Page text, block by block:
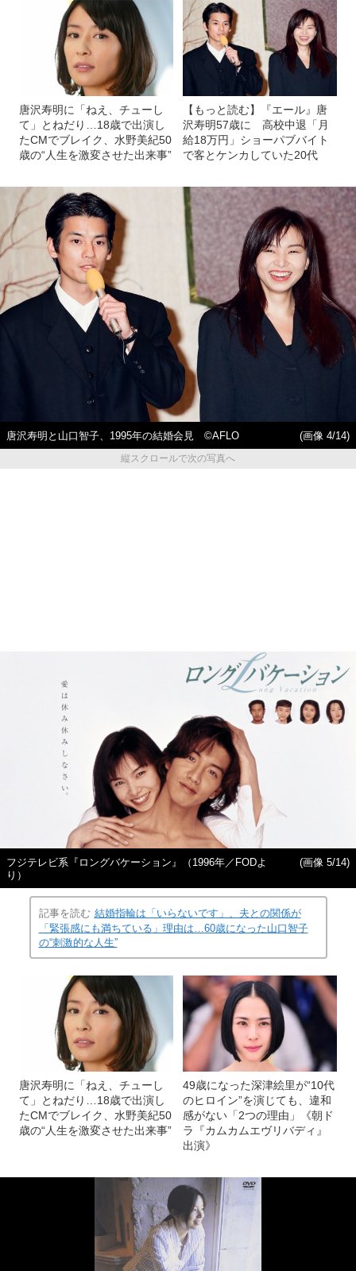
唐沢寿明に「ねえ、チューし
て」とねだり…18歳で出演し
たCMでブレイク、水野美紀50
歳の“人生を激変させた出来事”
【もっと読む】『エール』唐
沢寿明57歳に 高校中退「月
給18万円」ショーパブバイト
で客とケンカしていた20代
唐沢寿明と山口智子、1995年の結婚会見 ©AFLO
(画像 4/14)
縦スクロールで次の写真へ
フジテレビ系『ロングバケーション』（1996年／FODよ
り）
(画像 5/14)
記事を読む 結婚指輪は「いらないです」、夫との関係が
「緊張感にも満ちている」理由は…60歳になった山口智子
の“刺激的な人生”
唐沢寿明に「ねえ、チューし
て」とねだり…18歳で出演し
たCMでブレイク、水野美紀50
歳の“人生を激変させた出来事”
49歳になった深津絵里が“10代
のヒロイン”を演じても、違和
感がない「2つの理由」《朝ド
ラ『カムカムエヴリバディ』
出演》